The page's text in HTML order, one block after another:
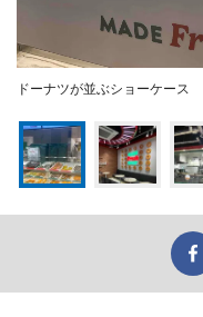
ドーナツが並ぶショーケース